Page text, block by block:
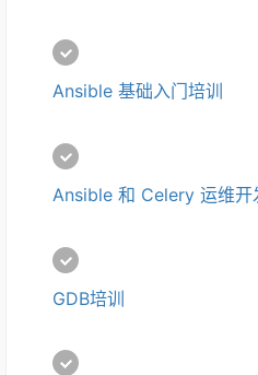
Ansible 基础入门培训
Ansible 和 Celery 运维开
GDB培训